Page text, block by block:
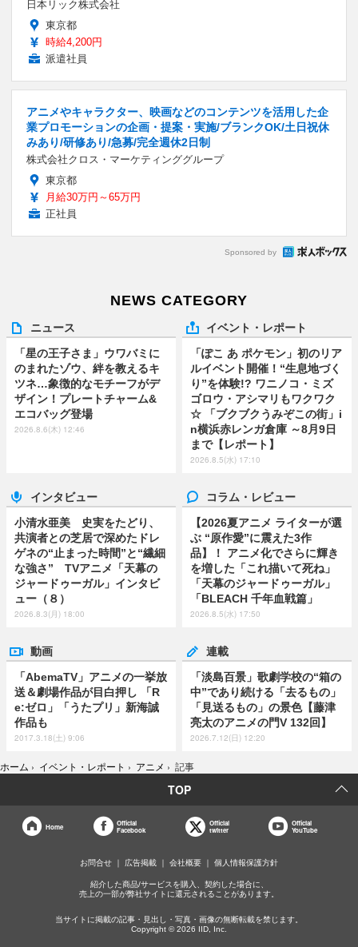
日本リック株式会社
東京都
時給4,200円
派遣社員
アニメやキャラクター、映画などのコンテンツを活用した企
業プロモーションの企画・提案・実施/ブランクOK/土日祝休
みあり/研修あり/急募/完全週休2日制
株式会社クロス・マーケティンググループ
東京都
月給30万円～65万円
正社員
Sponsored by
NEWS CATEGORY
ニュース
「星の王子さま」ウワバミに
のまれたゾウ、絆を教えるキ
ツネ…象徴的なモチーフがデ
ザイン！プレートチャーム&
エコバッグ登場
2026.8.6(木) 12:46
イベント・レポート
「ぽこ あ ポケモン」初のリア
ルイベント開催！“生息地づく
り”を体験!? ワニノコ・ミズ
ゴロウ・アシマリもワクワク
☆ 「ブクブクうみぞこの街」i
n横浜赤レンガ倉庫 ～8月9日
まで【レポート】
2026.8.5(水) 17:10
インタビュー
小清水亜美 史実をたどり、
共演者との芝居で深めたドレ
ゲネの“止まった時間”と“繊細
な強さ” TVアニメ「天幕の
ジャードゥーガル」インタビ
ュー（８）
2026.8.3(月) 18:00
コラム・レビュー
【2026夏アニメ ライターが選
ぶ “原作愛”に震えた3作
品】！ アニメ化でさらに輝き
を増した「これ描いて死ね」
「天幕のジャードゥーガル」
「BLEACH 千年血戦篇」
2026.8.5(水) 17:50
動画
「AbemaTV」アニメの一挙放
送＆劇場作品が目白押し 「R
e:ゼロ」「うたプリ」新海誠
作品も
2017.3.18(土) 9:06
連載
「淡島百景」歌劇学校の“箱の
中”であり続ける「去るもの」
「見送るもの」の景色【藤津
亮太のアニメの門V 132回】
2026.7.12(日) 12:20
ホーム › イベント・レポート › アニメ › 記事
TOP
Home
Official
Facebook
Official
twitter
Official
YouTube
お問合せ 広告掲載 会社概要 個人情報保護方針
紹介した商品/サービスを購入、契約した場合に、
売上の一部が弊社サイトに還元されることがあります。
当サイトに掲載の記事・見出し・写真・画像の無断転載を禁じます。
Copyright © 2026 IID, Inc.